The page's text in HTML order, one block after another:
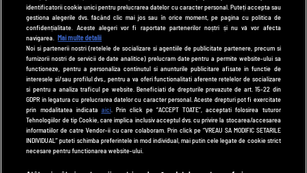
useit.ro
zutv.ro
Trends AntenaPLAY
AntenaPLAY
UTILE
Cod deontologic
Termeni și condiții
identificatorii cookie unici pentru prelucrarea datelor cu caracter personal. Puteți accepta sau
gestiona alegerile dvs. făcând clic mai jos sau în orice moment, pe pagina cu politica de
confidențialitate. Aceste alegeri vor fi raportate partenerilor noștri și nu vă vor afecta
navigarea.
Mai multe detalii
Noi si partenerii nostri (retelele de socializare si agentiile de publicitate partenere, precum si
furnizorii nostri de servicii de date analitice) prelucram date pentru a permite website-ului sa
functioneze, pentru a personaliza continutul si anunturile publicitare afisate in functie de
interesele si/sau profilul dvs., pentru a va oferi functionalitati aferente retelelor de socializare
si pentru a analiza traficul pe website. Beneficiati de drepturile prevazute de art. 15-22 din
GDPR in legatura cu prelucrarea datelor cu caracter personal. Aceste drepturi pot fi exercitate
prin modalitatea indicata aici. Prin click pe “ACCEPT TOATE”, acceptati folosirea tuturor
Tehnologiilor de tip Cookie, care implica inclusiv acceptul dvs. cu privire la stocarea/accesarea
informatiilor de catre Vendor-ii cu care colaboram. Prin click pe “VREAU SA MODIFIC SETARILE
INDIVIDUAL” puteti schimba preferintele in mod individual, mai putin cele legate de cookie strict
necesare pentru functionarea website-ului.